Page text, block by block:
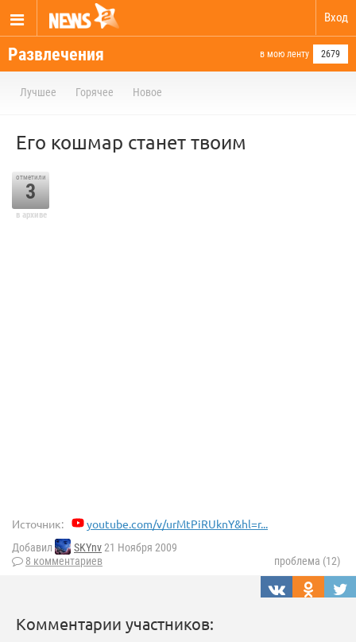
Вход
Развлечения в мою ленту 2679
Лучшее Горячее Новое
Его кошмар станет твоим
отметили
3
в архиве
Источник: youtube.com/v/urMtPiRUknY&hl=r...
Добавил SKYnv21 Ноября 2009
8 комментариев
проблема (12)
Комментарии участников: